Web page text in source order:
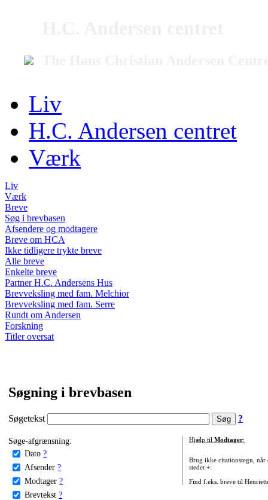
Liv
H.C. Andersen centret
Værk
Liv
Værk
Breve
Søg i brevbasen
Afsendere og modtagere
Breve om HCA
Ikke tidligere trykte breve
Alle breve
Enkelte breve
Partner H.C. Andersens Hus
Brevveksling med fam. Melchior
Brevveksling med fam. Serre
Rundt om Andersen
Forskning
Titler oversat
Søgning i brevbasen
Søgetekst ?
Søge-afgrænsning:
Dato ?
Afsender ?
Modtager ?
Brevtekst ?
Hjælp til Modtager:
Brug ikke citationstegn, når
stedet +:
Find f.eks. breve til